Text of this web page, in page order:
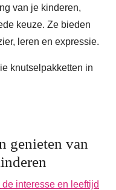
van je kinderen,
keuze. Ze bieden
leren en expressie.
knutselpakketten in
genieten van
interesse en leeftijd